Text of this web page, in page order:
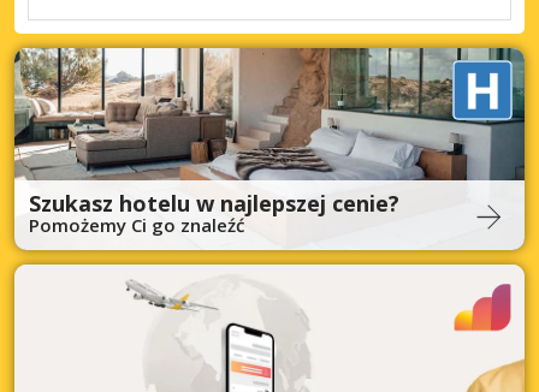
Szukasz hotelu w najlepszej cenie?
Pomożemy Ci go znaleźć